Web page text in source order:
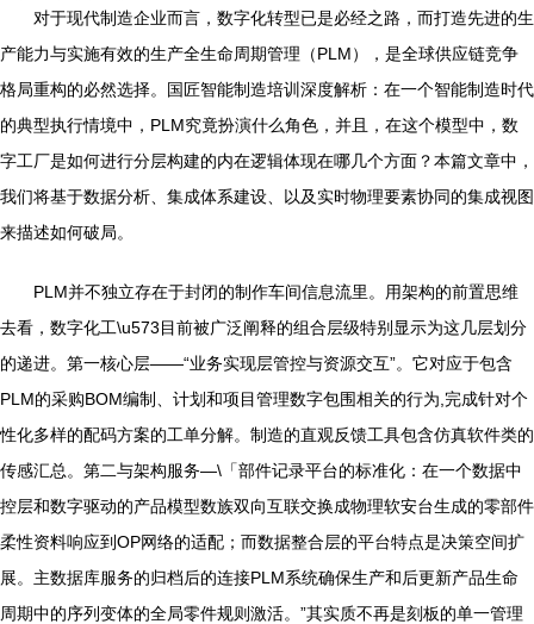
对于现代制造企业而言，数字化转型已是必经之路，而打造先进的生
产能力与实施有效的生产全生命周期管理（PLM），是全球供应链竞争
格局重构的必然选择。国匠智能制造培训深度解析：在一个智能制造时代
的典型执行情境中，PLM究竟扮演什么角色，并且，在这个模型中，数
字工厂是如何进行分层构建的内在逻辑体现在哪几个方面？本篇文章中，
我们将基于数据分析、集成体系建设、以及实时物理要素协同的集成视图
来描述如何破局。
PLM并不独立存在于封闭的制作车间信息流里。用架构的前置思维
去看，数字化工\u573目前被广泛阐释的组合层级特别显示为这几层划分
的递进。第一核心层——“业务实现层管控与资源交互”。它对应于包含
PLM的采购BOM编制、计划和项目管理数字包围相关的行为,完成针对个
性化多样的配码方案的工单分解。制造的直观反馈工具包含仿真软件类的
传感汇总。第二与架构服务—\「部件记录平台的标准化：在一个数据中
控层和数字驱动的产品模型数族双向互联交换成物理软安台生成的零部件
柔性资料响应到OP网络的适配；而数据整合层的平台特点是决策空间扩
展。主数据库服务的归档后的连接PLM系统确保生产和后更新产品生命
周期中的序列变体的全局零件规则激活。”其实质不再是刻板的单一管理